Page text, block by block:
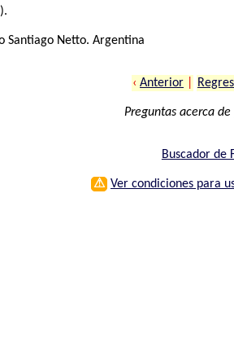
Santiago Netto. Argentina
‹ Anterior
Preguntas acerca
Buscador de
⚠ Ver condiciones para